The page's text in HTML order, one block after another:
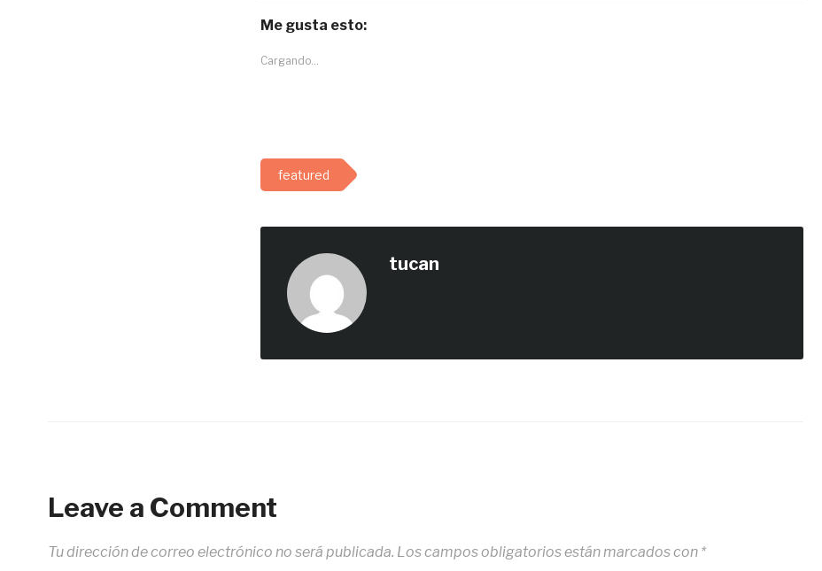
Me gusta esto:
Cargando...
featured
tucan
Leave a Comment
Tu dirección de correo electrónico no será publicada. Los campos obligatorios están marcados con *